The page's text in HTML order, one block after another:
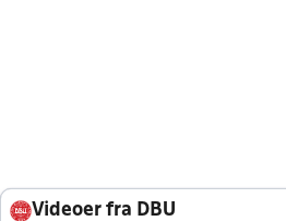
Videoer fra DBU